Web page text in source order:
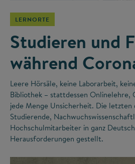
LERNORTE
Studieren und
während
Leere Hörsäle, keine Laborarbeit,
Bibliothek – stattdessen Onlinelehre,
jede Menge Unsicherheit. Die letzten
Studierende,
Hochschulmitarbeiter in ganz
Herausforderungen gestellt.